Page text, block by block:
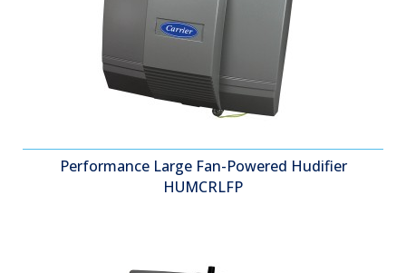
Performance Large Fan-Powered Hudifier
HUMCRLFP